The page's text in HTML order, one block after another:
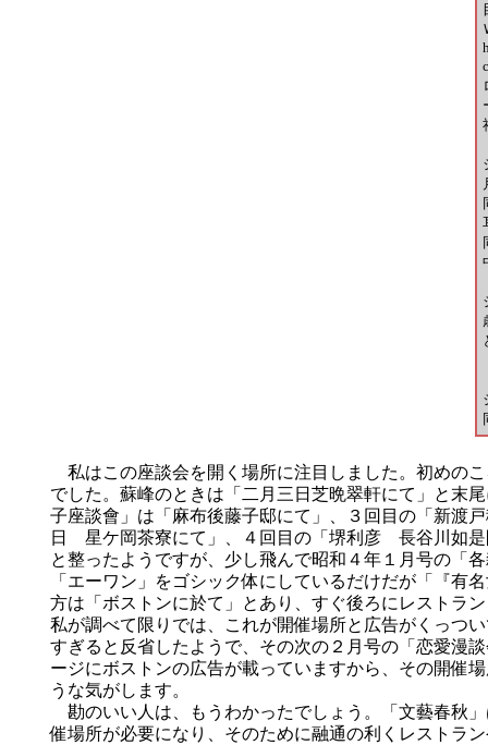
私はこの座談会を開く場所に注目しました。初めの
でした。蘇峰のときは「二月三日芝晩翠軒にて」と末
子座談會」は「麻布後藤子邸にて」、３回目の「新渡
日 星ケ岡茶寮にて」、４回目の「堺利彦 長谷川如是
と整ったようですが、少し飛んで昭和４年１月号の「
「エーワン」をゴシック体にしているだけだが「『有
方は「ボストンに於て」とあり、すぐ後ろにレストラ
私が調べて限りでは、これが開催場所と広告がくっつ
すぎると反省したようで、その次の２月号の「恋愛漫
ージにボストンの広告が載っていますから、その開催
うな気がします。
勘のいい人は、もうわかったでしょう。「文藝春秋
催場所が必要になり、そのために融通の利くレストラ